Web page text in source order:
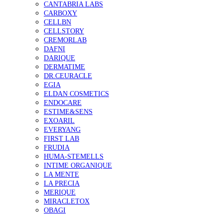
CANTABRIA LABS
CARBOXY
CELLBN
CELLSTORY
CREMORLAB
DAFNI
DARIQUE
DERMATIME
DR.CEURACLE
EGIA
ELDAN COSMETICS
ENDOCARE
ESTIME&SENS
EXOARIL
EVERYANG
FIRST LAB
FRUDIA
HUMA-STEMELLS
INTIME ORGANIQUE
LA MENTE
LA PRECIA
MERIQUE
MIRACLETOX
OBAGI